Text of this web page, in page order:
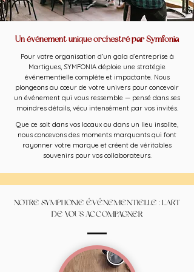
Un événement unique orchestré par Symfonia
Pour votre organisation d’un gala d’entreprise à
Martigues, SYMFONIA déploie une stratégie
événementielle complète et impactante. Nous
plongeons au cœur de votre univers pour concevoir
un événement qui vous ressemble — pensé dans ses
moindres détails, vécu intensément par vos invités.
Que ce soit dans vos locaux ou dans un lieu insolite,
nous concevons des moments marquants qui font
rayonner votre marque et créent de véritables
souvenirs pour vos collaborateurs.
NOTRE SYMPHONIE ÉVÉNEMENTIELLE : L'ART
DE VOUS ACCOMPAGNER